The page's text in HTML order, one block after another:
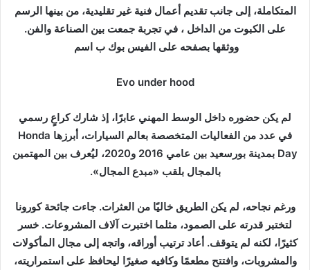
المتكاملة، إلى جانب تقديم أعمال فنية غير تقليدية، من بينها الرسم
على الكبوت من الداخل ، في تجربة جمعت بين الصناعة والفن.
ووثقها بصفحه على الفيس بوك ب اسم
Evo under hood
لم يكن حضوره داخل الوسط المهني عابرًا، إذ شارك كراعٍ رسمي
في عدد من الفعاليات المتخصصة بعالم السيارات، أبرزها Honda
Day بمدينة بورسعيد بين عامي 2016 و2020، ليُعرف بين المهتمين
بالمجال بلقب «مبدع المجال».
ورغم نجاحه، لم يكن الطريق خاليًا من العثرات. جاءت جائحة كورونا
لتختبر قدرته على الصمود، مثلما اختبرت آلاف المشروعات. خسر
كثيرًا، لكنه لم يتوقف. أعاد ترتيب أوراقه، واتجه إلى مجال المأكولات
والمشروبات، وافتتح مطعمًا وكافيه صغيرًا ليحافظ على استمراريته،